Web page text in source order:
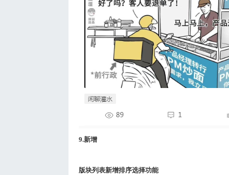
9.新增
版块列表新增排序选择功能